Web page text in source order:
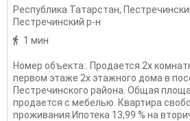
Республика Татарстан,
Пестречинский р-н
1 мин
Номер объекта:. Продается 2х
первом этаже 2х этажного дома в
Пестречинского района. Общая
продается с мебелью. Квартира
проживания.Ипотека 13,99 % на